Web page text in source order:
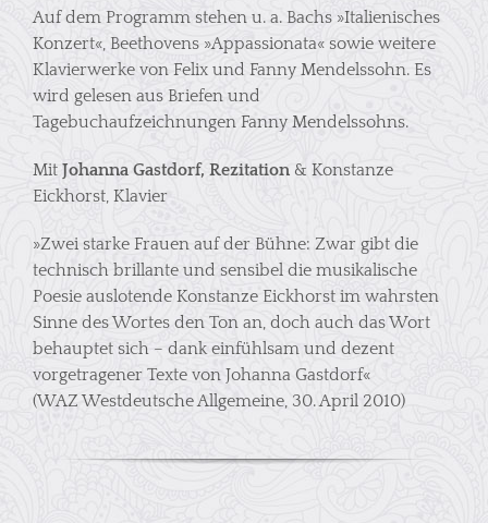
Auf dem Programm stehen u. a. Bachs »Italienisches
Konzert«, Beethovens »Appassionata« sowie weitere
Klavierwerke von Felix und Fanny Mendelssohn. Es
wird gelesen aus Briefen und
Tagebuchaufzeichnungen Fanny Mendelssohns.
Mit Johanna Gastdorf, Rezitation & Konstanze
Eickhorst, Klavier
»Zwei starke Frauen auf der Bühne: Zwar gibt die
technisch brillante und sensibel die musikalische
Poesie auslotende Konstanze Eickhorst im wahrsten
Sinne des Wortes den Ton an, doch auch das Wort
behauptet sich – dank einfühlsam und dezent
vorgetragener Texte von Johanna Gastdorf«
(WAZ Westdeutsche Allgemeine, 30. April 2010)